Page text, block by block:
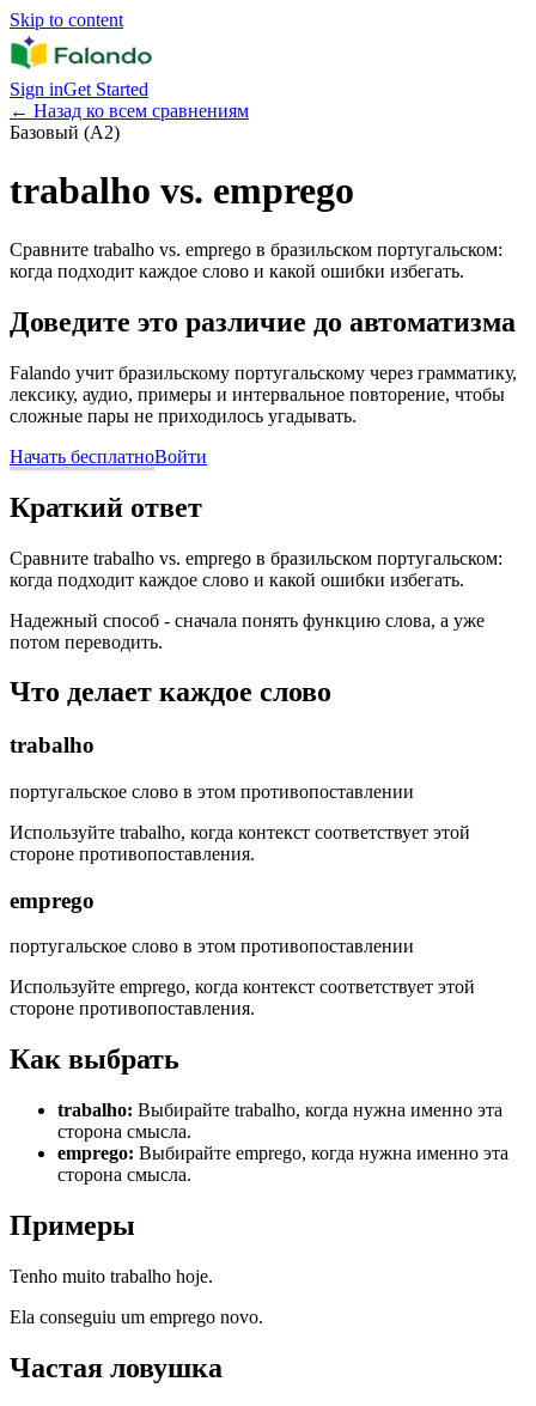
Skip to content
Sign inGet Started
← Назад ко всем сравнениям
Базовый (A2)
trabalho vs. emprego
Сравните trabalho vs. emprego в бразильском португальском:
когда подходит каждое слово и какой ошибки избегать.
Доведите это различие до автоматизма
Falando учит бразильскому португальскому через грамматику,
лексику, аудио, примеры и интервальное повторение, чтобы
сложные пары не приходилось угадывать.
Начать бесплатноВойти
Краткий ответ
Сравните trabalho vs. emprego в бразильском португальском:
когда подходит каждое слово и какой ошибки избегать.
Надежный способ - сначала понять функцию слова, а уже
потом переводить.
Что делает каждое слово
trabalho
португальское слово в этом противопоставлении
Используйте trabalho, когда контекст соответствует этой
стороне противопоставления.
emprego
португальское слово в этом противопоставлении
Используйте emprego, когда контекст соответствует этой
стороне противопоставления.
Как выбрать
trabalho: Выбирайте trabalho, когда нужна именно эта
сторона смысла.
emprego: Выбирайте emprego, когда нужна именно эта
сторона смысла.
Примеры
Tenho muito trabalho hoje.
Ela conseguiu um emprego novo.
Частая ловушка